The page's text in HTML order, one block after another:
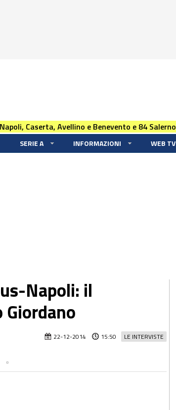
Caserta, Avellino e Benevento e 84 Salerno
SERIE A INFORMAZIONI WEB TV
Napoli: il
LE INTERVISTE
22-12-2014 15:50